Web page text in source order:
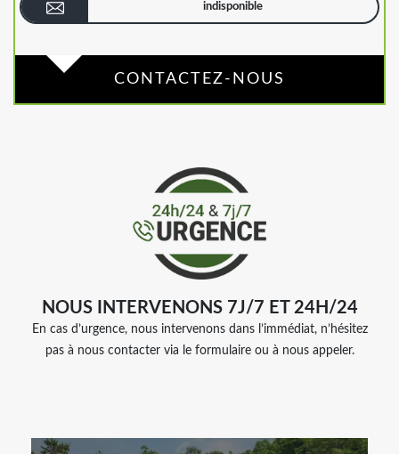
indisponible
CONTACTEZ-NOUS
NOUS INTERVENONS 7J/7 ET 24H/24
En cas d’urgence, nous intervenons dans l’immédiat, n’hésitez
pas à nous contacter via le formulaire ou à nous appeler.